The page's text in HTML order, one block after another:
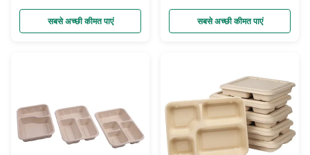
सबसे अच्छी कीमत पाएं सबसे अच्छी कीमत पाएं